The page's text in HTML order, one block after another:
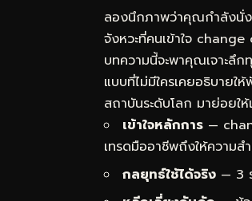
ลองนึกภาพว่าคุณกำลังนั่
จังหวะที่คนเข้าใจ
บทความนี้จะพาคุณเจาะลึ
แบบที่ไม่มีใครเคยอธิบาย
สถาบันระดับโลก มาย่อยให้
เข้าใจหลักการ —
เทรดมืออาชีพถึงให้ความ
กลยุทธ์ใช้ได้จริง — 3